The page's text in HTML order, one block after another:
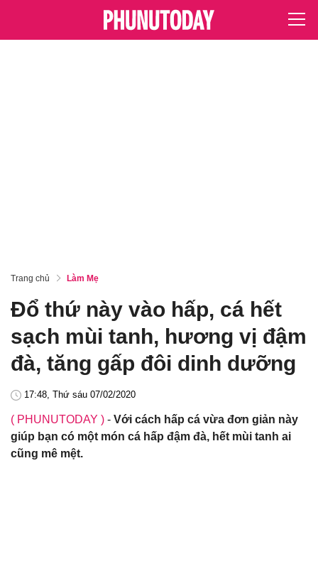
Trang chủ Làm Mẹ
Đổ thứ này vào hấp, cá hết
sạch mùi tanh, hương vị đậm
đà, tăng gấp đôi dinh dưỡng
17:48, Thứ sáu 07/02/2020
( PHUNUTODAY ) - Với cách hấp cá vừa đơn giản này
giúp bạn có một món cá hấp đậm đà, hết mùi tanh ai
cũng mê mệt.